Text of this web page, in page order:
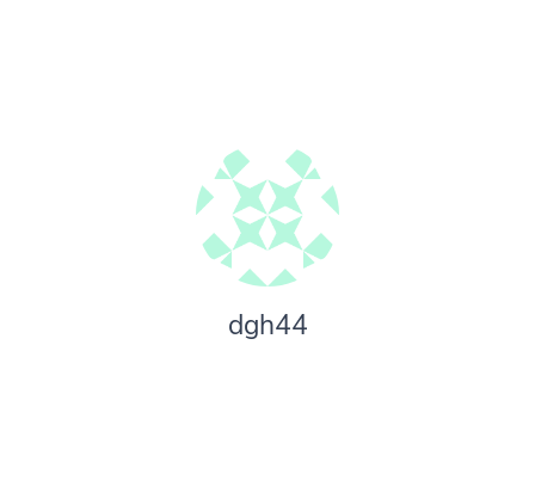
dgh44